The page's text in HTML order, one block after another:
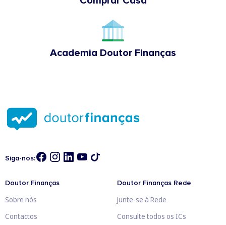
Academia Doutor Finanças
Siga-nos:
Doutor Finanças
Sobre nós
Contactos
Doutor Finanças Rede
Junte-se à Rede
Consulte todos os ICs